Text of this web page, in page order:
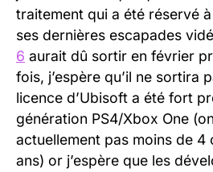
traitement qui a été réservé
ses dernières escapades
6 aurait dû sortir en février
fois, j’espère qu’il ne sortira
licence d’Ubisoft a été fort
génération PS4/Xbox One
actuellement pas moins de 4
ans) or j’espère que les